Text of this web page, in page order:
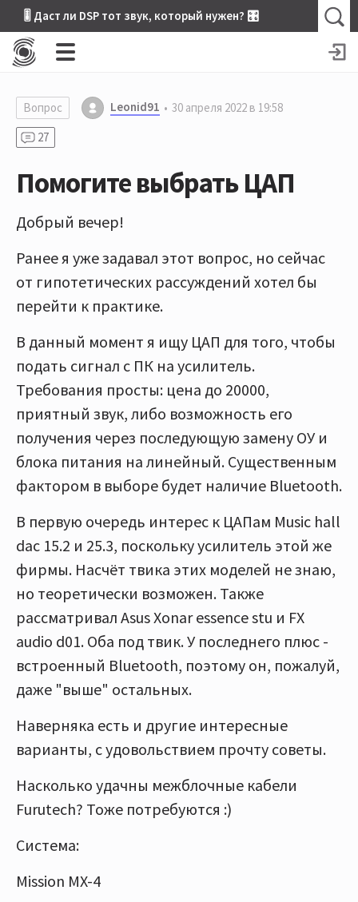
🎚 Даст ли DSP тот звук, который нужен? 🎛
Вопрос Leonid91
30 апреля 2022 в 19:58
27
Помогите выбрать ЦАП
Добрый вечер!
Ранее я уже задавал этот вопрос, но сейчас
от гипотетических рассуждений хотел бы
перейти к практике.
В данный момент я ищу ЦАП для того, чтобы
подать сигнал с ПК на усилитель.
Требования просты: цена до 20000,
приятный звук, либо возможность его
получения через последующую замену ОУ и
блока питания на линейный. Существенным
фактором в выборе будет наличие Bluetooth.
В первую очередь интерес к ЦАПам Music hall
dac 15.2 и 25.3, поскольку усилитель этой же
фирмы. Насчёт твика этих моделей не знаю,
но теоретически возможен. Также
рассматривал Asus Xonar essence stu и FX
audio d01. Оба под твик. У последнего плюс -
встроенный Bluetooth, поэтому он, пожалуй,
даже "выше" остальных.
Наверняка есть и другие интересные
варианты, с удовольствием прочту советы.
Насколько удачны межблочные кабели
Furutech? Тоже потребуются :)
Система:
Mission MX-4